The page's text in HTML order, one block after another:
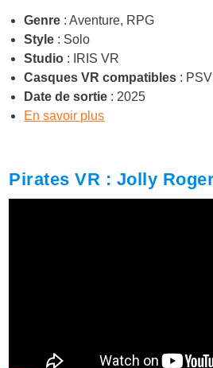
Genre : Aventure, RPG
Style : Solo
Studio : IRIS VR
Casques VR compatibles :
Date de sortie : 2025
En savoir plus
Pirates VR : Jolly